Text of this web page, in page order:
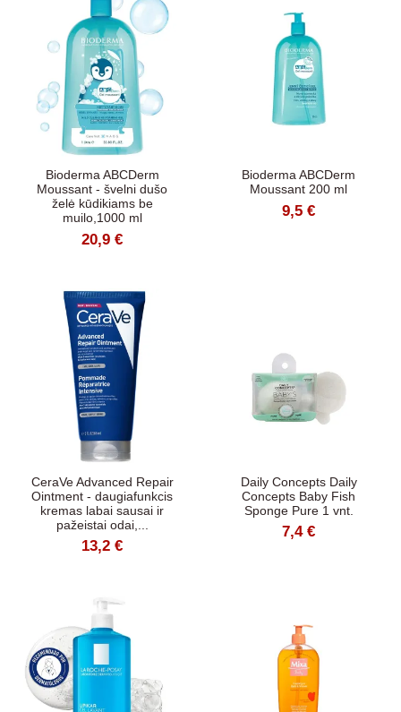
Bioderma ABCDerm
Moussant - švelni dušo
želė kūdikiams be
muilo,1000 ml
20,9 €
Bioderma ABCDerm
Moussant 200 ml
9,5 €
CeraVe Advanced Repair
Ointment - daugiafunkcis
kremas labai sausai ir
pažeistai odai,...
13,2 €
Daily Concepts Daily
Concepts Baby Fish
Sponge Pure 1 vnt.
7,4 €